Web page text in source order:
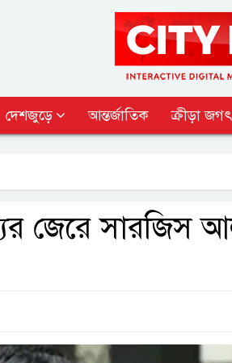
দেশজুড়ে আন্তর্জাতিক ক্রীড়া জগৎ
জেরে সারজিস